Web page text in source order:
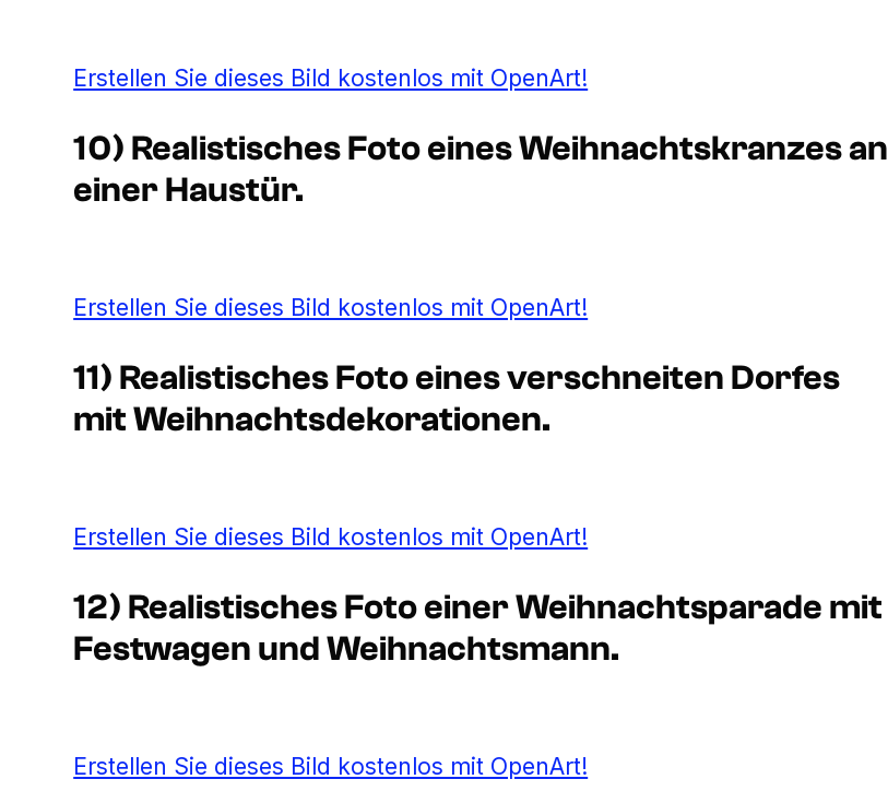
Erstellen Sie dieses Bild kostenlos mit OpenArt!
10) Realistisches Foto eines Weihnachtskranzes an
einer Haustür.
Erstellen Sie dieses Bild kostenlos mit OpenArt!
11) Realistisches Foto eines verschneiten Dorfes
mit Weihnachtsdekorationen.
Erstellen Sie dieses Bild kostenlos mit OpenArt!
12) Realistisches Foto einer Weihnachtsparade mit
Festwagen und Weihnachtsmann.
Erstellen Sie dieses Bild kostenlos mit OpenArt!